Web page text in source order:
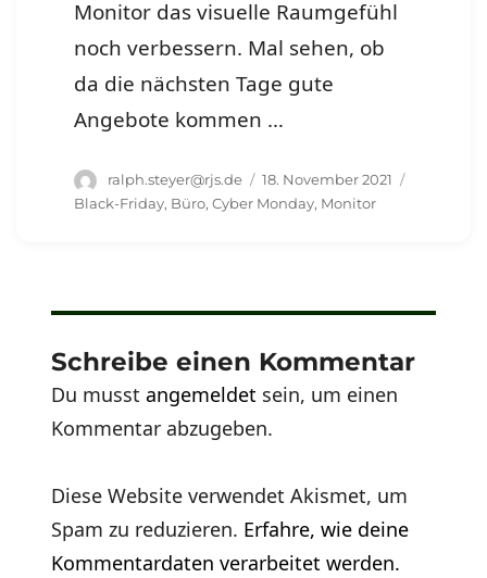
Monitor das visuelle Raumgefühl
noch verbessern. Mal sehen, ob
da die nächsten Tage gute
Angebote kommen …
Autor
ralph.steyer@rjs.de
Veröffentlicht
am
18. November 2021
Black-Friday, Büro,Cyber Monday, Monitor
Schreibe einen Kommentar
Du musstangemeldet sein, um einen
Kommentar abzugeben.
Diese Website verwendet Akismet, um
Spam zu reduzieren. Erfahre, wie deine
Kommentardaten verarbeitet werden.